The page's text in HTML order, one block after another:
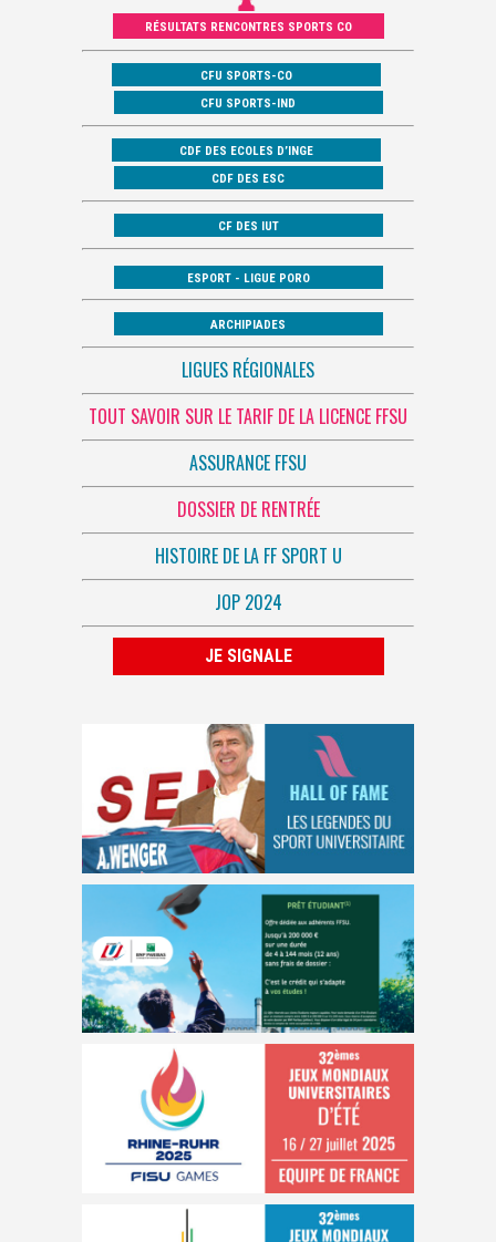
RÉSULTATS RENCONTRES SPORTS CO
CFU SPORTS-CO
CFU SPORTS-IND
CDF DES ECOLES D’INGE
CDF DES ESC
CF DES IUT
ESPORT - LIGUE PORO
ARCHIPIADES
LIGUES RÉGIONALES
TOUT SAVOIR SUR LE TARIF DE LA LICENCE FFSU
ASSURANCE FFSU
DOSSIER DE RENTRÉE
HISTOIRE DE LA FF SPORT U
JOP 2024
JE SIGNALE